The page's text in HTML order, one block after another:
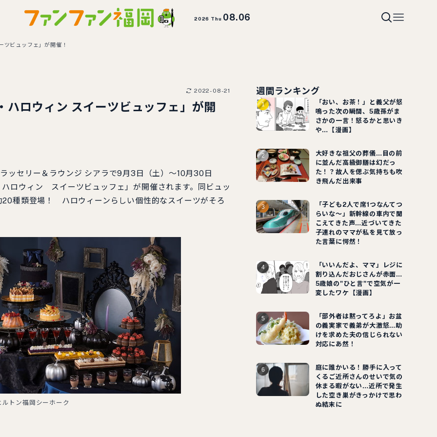
2026 Thu 08.06
ツビュッフェ」が開催！
2022-08-21
ロウィン スイーツビュッフェ」が開
セリー＆ラウンジ シアラで9月3日（土）～10月30日
ロウィン スイーツビュッフェ」が開催されます。同ビュッ
種類登場！ ハロウィーンらしい個性的なスイーツがそろ
ルトン福岡シーホーク
週間ランキング
「おい、お茶！」と義父が怒
鳴った次の瞬間、5歳孫がま
さかの一言！怒るかと思いき
や…【漫画】
大好きな祖父の葬儀…目の前
に並んだ高級御膳は幻だっ
た！？故人を偲ぶ気持ちも吹
き飛んだ出来事
「子ども2人で席1つなんてつ
らいな～」新幹線の車内で聞
こえてきた声…近づいてきた
子連れのママが私を見て放っ
た言葉に愕然！
「いいんだよ、ママ」レジに
割り込んだおじさんが赤面…
5歳娘の"ひと言"で空気が一
変したワケ【漫画】
「部外者は黙ってろよ」お盆
の義実家で義弟が大激怒…助
けを求めた夫の信じられない
対応にあ然！
庭に誰かいる！勝手に入って
くるご近所さんのせいで気の
休まる暇がない…近所で発生
した空き巣がきっかけで思わ
ぬ結末に